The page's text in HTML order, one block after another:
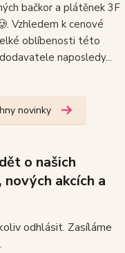
bačkor a plátěnek 3F
Vzhledem k cenové
oblíbenosti této
naposledy...
novinky
o našich
nových akcích a
odhlásit. Zasíláme